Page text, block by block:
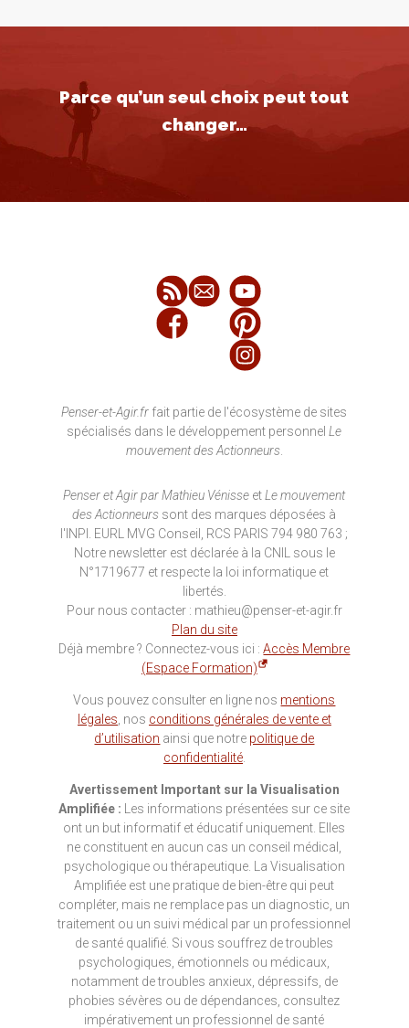
Parce qu’un seul choix peut tout
changer…
Penser-et-Agir.fr fait partie de l'écosystème de sites
spécialisés dans le développement personnelLe
mouvement des Actionneurs.
Penser et Agir par Mathieu Vénisse et Le mouvement
des Actionneurs sont des marques déposées à
l'INPI. EURL MVG Conseil, RCS PARIS 794 980 763 ;
Notre newsletter est déclarée à la CNIL sous le
N°1719677 et respecte la loi informatique et
libertés.
Pour nous contacter : mathieu@penser-et-agir.fr
Plan du site
Déjà membre ? Connectez-vous ici :Accès Membre
(Espace Formation)
Vous pouvez consulter en ligne nos mentions
légales , nos conditions générales de vente et
d’utilisation ainsi que notre politique de
confidentialité.
Avertissement Important sur la Visualisation
Amplifiée : Les informations présentées sur ce site
ont un but informatif et éducatif uniquement. Elles
ne constituent en aucun cas un conseil médical,
psychologique ou thérapeutique. La Visualisation
Amplifiée est une pratique de bien-être qui peut
compléter, mais ne remplace pas un diagnostic, un
traitement ou un suivi médical par un professionnel
de santé qualifié. Si vous souffrez de troubles
psychologiques, émotionnels ou médicaux,
notamment de troubles anxieux, dépressifs, de
phobies sévères ou de dépendances, consultez
impérativement un professionnel de santé